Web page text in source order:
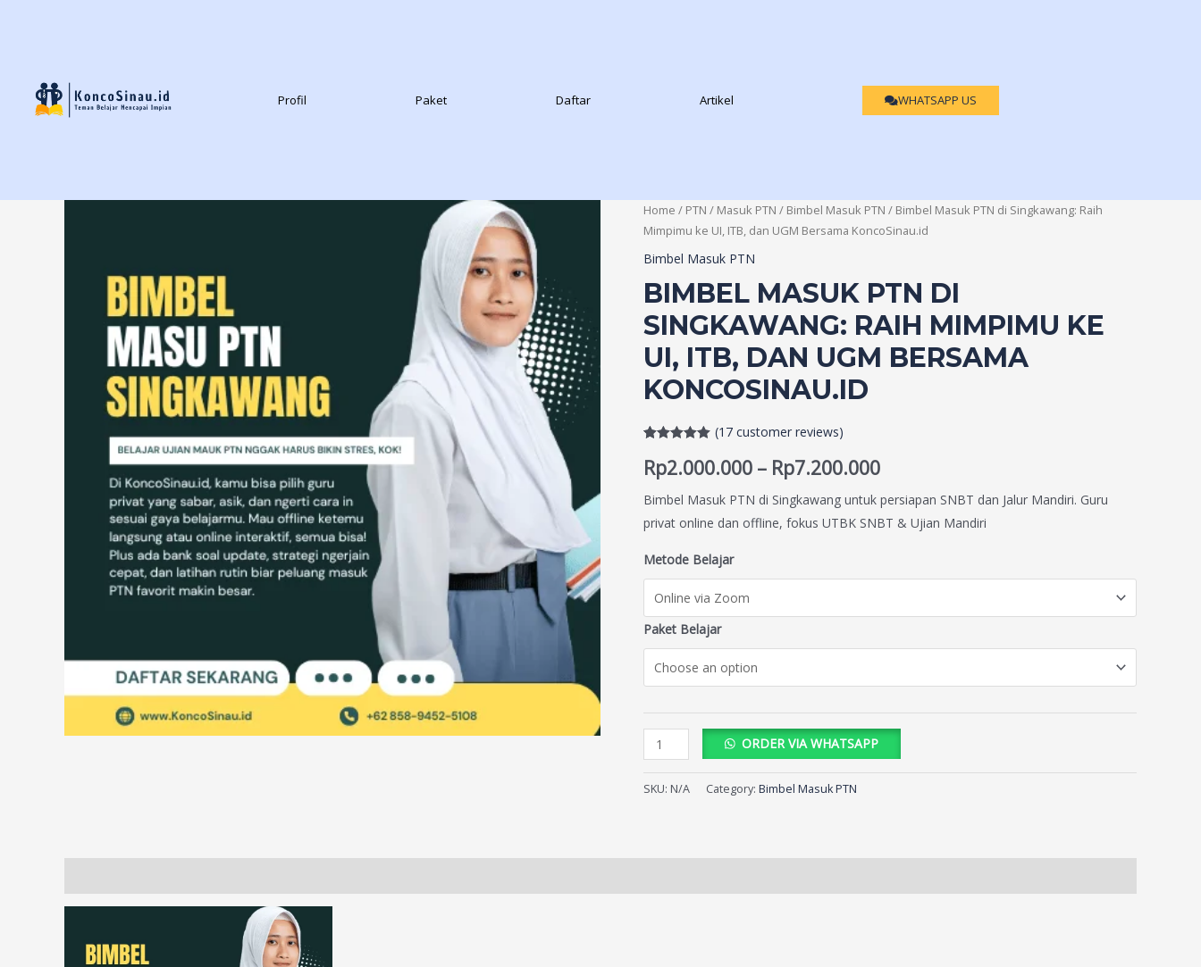
Profil Paket Daftar Artikel WHATSAPP US
Home / PTN / Masuk PTN / Bimbel Masuk PTN / Bimbel Masuk PTN di Singkawang: Raih
Mimpimu ke UI, ITB, dan UGM Bersama KoncoSinau.id
Bimbel Masuk PTN
BIMBEL MASUK PTN DI
SINGKAWANG: RAIH MIMPIMU KE
UI, ITB, DAN UGM BERSAMA
KONCOSINAU.ID
out of 5
based on
ratings
(17customer reviews)
Rp2.000.000 – Rp7.200.000
Bimbel Masuk PTN di Singkawang untuk persiapan SNBT dan Jalur Mandiri. Guru
privat online dan offline, fokus UTBK SNBT & Ujian Mandiri
Metode Belajar
Paket Belajar
ORDER VIA WHATSAPP
SKU: N/A Category: Bimbel Masuk PTN